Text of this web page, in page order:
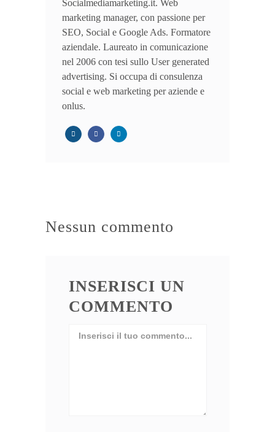
Socialmediamarketing.it. Web
marketing manager, con passione per
SEO, Social e Google Ads. Formatore
aziendale. Laureato in comunicazione
nel 2006 con tesi sullo User generated
advertising. Si occupa di consulenza
social e web marketing per aziende e
onlus.
Nessun commento
INSERISCI UN
COMMENTO